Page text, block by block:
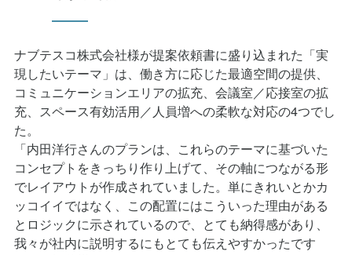
現したいテーマ」は、働き方に応じた最適空間の提供、
コミュニケーションエリアの拡充、会議室／応接室の拡
充、スペース有効活用／人員増への柔軟な対応の4つでし
た。
「内田洋行さんのプランは、これらのテーマに基づいた
コンセプトをきっちり作り上げて、その軸につながる形
でレイアウトが作成されていました。単にきれいとかカ
ッコイイではなく、この配置にはこういった理由がある
とロジックに示されているので、とても納得感があり、
我々が社内に説明するにもとても伝えやすかったです
ね」（福井様）。